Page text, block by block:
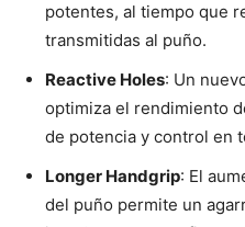
potentes, al tiempo que
transmitidas al puño.
Reactive Holes: Un
optimiza el rendimiento
de potencia y control en
Longer Handgrip: El
del puño permite un